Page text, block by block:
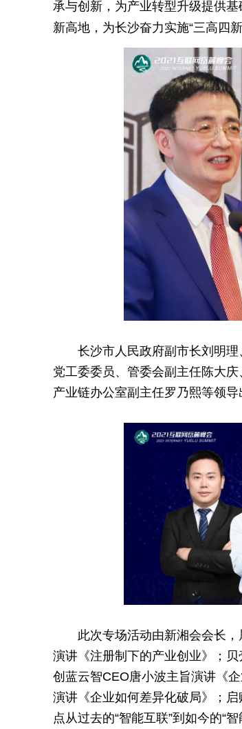
承与创新，为产业转型升级提供
新高地，为长沙奋力实施“三高四
长沙市人民政府副 市长刘明理
党工委委员 、管委会副 主任陈大
产业链办公室副 主任罗乃熙等领导
此次专场活动由新湘会会长
演讲《注册制下的产业创业》；
创蓝云智CEO唐小波主旨演讲《
演讲《企业如何差异化破局》；
点从过去的“智能互联”到如今的“